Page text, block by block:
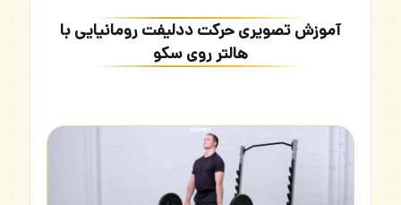
آموزش تصویری حرکت ددلیفت رومانیایی با
هالتر روی سکو